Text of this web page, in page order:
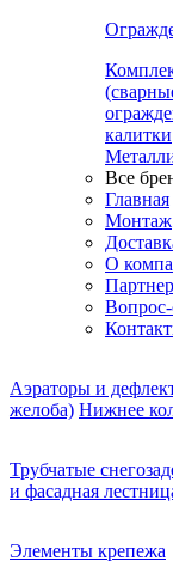
калитки
Все
Главная
Монтаж
О
Вопрос-
Аэраторы и
желоба) Нижнее
Трубчатые
и фасадная
Элементы крепежа